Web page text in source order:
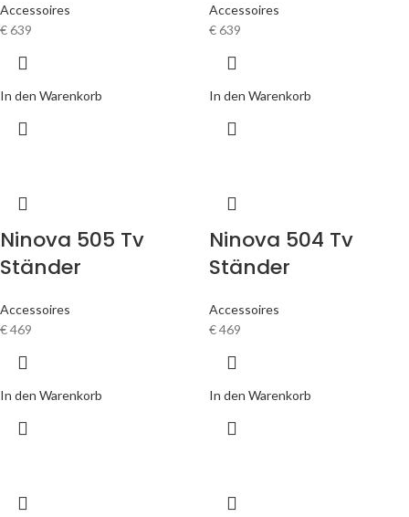
Accessoires
€639
In den Warenkorb
Accessoires
€639
In den Warenkorb
Ninova 505 Tv
Ständer
Accessoires
€469
In den Warenkorb
Ninova 504 Tv
Ständer
Accessoires
€469
In den Warenkorb